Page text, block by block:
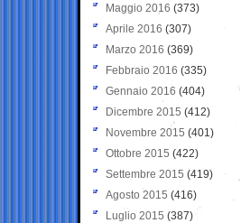
Maggio 2016 (373)
Aprile 2016 (307)
Marzo 2016 (369)
Febbraio 2016 (335)
Gennaio 2016 (404)
Dicembre 2015 (412)
Novembre 2015 (401)
Ottobre 2015 (422)
Settembre 2015 (419)
Agosto 2015 (416)
Luglio 2015 (387)